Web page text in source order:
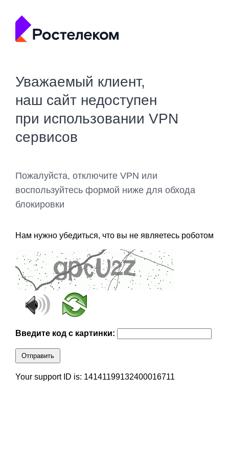
Уважаемый клиент,
наш сайт недоступен
при использовании VPN
сервисов
Пожалуйста, отключите VPN или
воспользуйтесь формой ниже для обхода
блокировки
Нам нужно убедиться, что вы не являетесь роботом
Введите код с картинки:
Отправить
Your support ID is: 14141199132400016711